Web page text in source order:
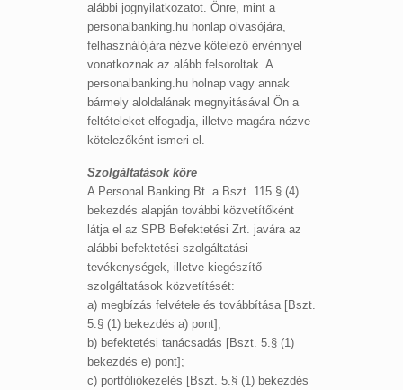
alábbi jognyilatkozatot. Önre, mint a
personalbanking.hu honlap olvasójára,
felhasználójára nézve kötelező érvénnyel
vonatkoznak az alább felsoroltak. A
personalbanking.hu holnap vagy annak
bármely aloldalának megnyitásával Ön a
feltételeket elfogadja, illetve magára nézve
kötelezőként ismeri el.
Szolgáltatások köre
A Personal Banking Bt. a Bszt. 115.§ (4)
bekezdés alapján további közvetítőként
látja el az SPB Befektetési Zrt. javára az
alábbi befektetési szolgáltatási
tevékenységek, illetve kiegészítő
szolgáltatások közvetítését:
a) megbízás felvétele és továbbítása [Bszt.
5.§ (1) bekezdés a) pont];
b) befektetési tanácsadás [Bszt. 5.§ (1)
bekezdés e) pont];
c) portfóliókezelés [Bszt. 5.§ (1) bekezdés